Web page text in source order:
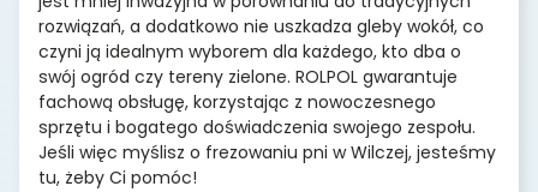
rozwiązań, a dodatkowo nie uszkadza gleby wokół, co
czyni ją idealnym wyborem dla każdego, kto dba o
swój ogród czy tereny zielone. ROLPOL gwarantuje
fachową obsługę, korzystając z nowoczesnego
sprzętu i bogatego doświadczenia swojego zespołu.
Jeśli więc myślisz o frezowaniu pni w Wilczej, jesteśmy
tu, żeby Ci pomóc!